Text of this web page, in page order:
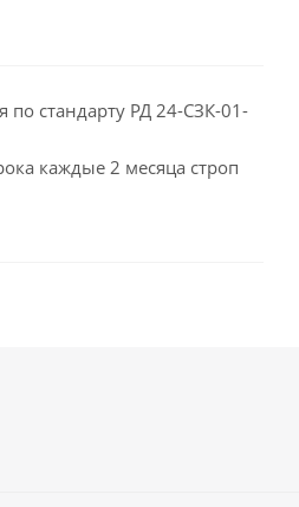
по стандарту РД 24-СЗК-01-
каждые 2 месяца строп